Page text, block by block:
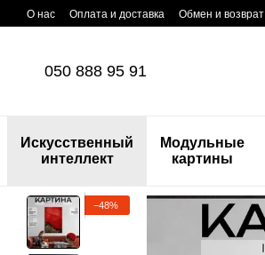
Перейти к основному контенту
О нас Оплата и доставка Обмен и возврат
050 888 95 91
Искусственный
интеллект
Модульные
картины
−48%